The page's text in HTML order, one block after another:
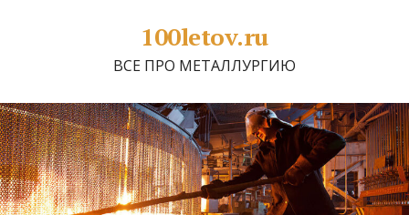
100letov.ru
ВСЕ ПРО МЕТАЛЛУРГИЮ